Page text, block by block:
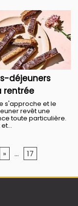
déjeuners
rentrée
s'approche et le
revêt une
toute particulière.
» ... 17